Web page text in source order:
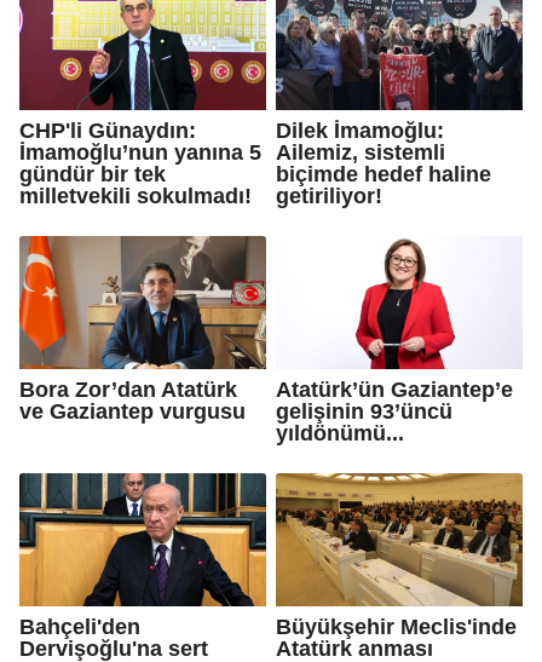
CHP'li Günaydın:
İmamoğlu’nun yanına 5
gündür bir tek
milletvekili sokulmadı!
Dilek İmamoğlu:
Ailemiz, sistemli
biçimde hedef haline
getiriliyor!
Bora Zor’dan Atatürk
ve Gaziantep vurgusu
Atatürk’ün Gaziantep’e
gelişinin 93’üncü
yıldönümü...
Bahçeli'den
Dervişoğlu'na sert
Büyükşehir Meclis'inde
Atatürk anması